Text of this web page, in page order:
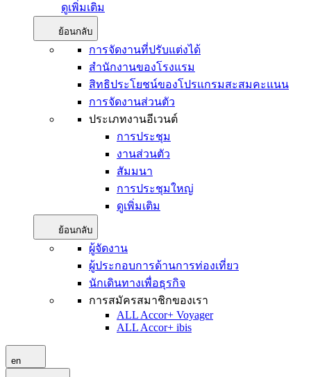
ดูเพิ่มเติม
ย้อนกลับ
การจัดงานที่ปรับแต่งได้
สำนักงานของโรงแรม
สิทธิประโยชน์ของโปรแกรมสะสมคะแนน
การจัดงานส่วนตัว
ประเภทงานอีเวนต์
การประชุม
งานส่วนตัว
สัมมนา
การประชุมใหญ่
ดูเพิ่มเติม
ย้อนกลับ
ผู้จัดงาน
ผู้ประกอบการด้านการท่องเที่ยว
นักเดินทางเพื่อธุรกิจ
การสมัครสมาชิกของเรา
ALL Accor+ Voyager
ALL Accor+ ibis
en